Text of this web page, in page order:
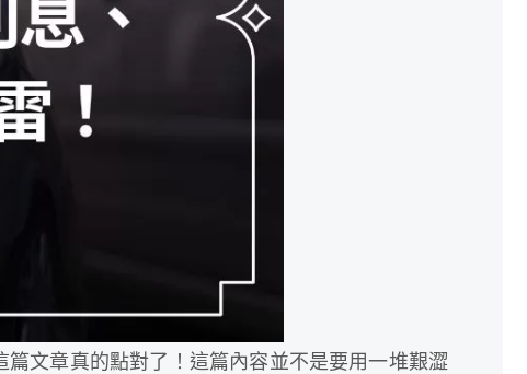
文章真的點對了！這篇內容並不是要用一堆艱澀